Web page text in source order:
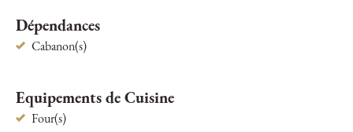
Dépendances
Cabanon(s)
Equipements de Cuisine
Four(s)